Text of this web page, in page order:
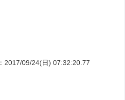
：2017/09/24(日) 07:32:20.77